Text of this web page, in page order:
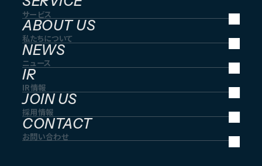
サービス
ABOUT US
私たちについて
NEWS
ニュース
IR
IR情報
JOIN US
採用情報
CONTACT
お問い合わせ